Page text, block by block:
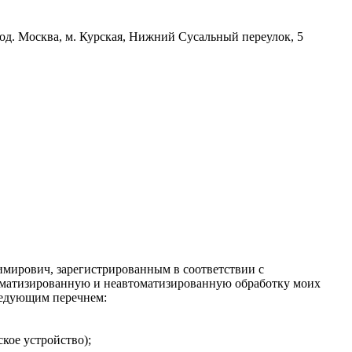
Москва, м. Курская, Нижний Сусальный переулок, 5
зарегистрированным в соответствии с
и неавтоматизированную обработку моих
перечнем:
устройство);